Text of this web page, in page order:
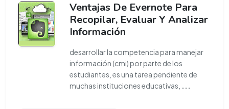
Ventajas De Evernote Para
Recopilar, Evaluar Y Analizar
Información
desarrollar la competencia para manejar
información (cmi) por parte de los
estudiantes, es una tarea pendiente de
muchas instituciones educativas, ...